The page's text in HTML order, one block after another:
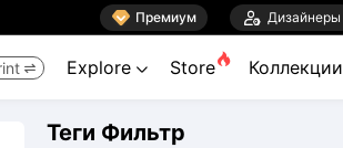
 Премиум  Дизайнеры
 Explore  Store Коллекции
Теги Фильтр